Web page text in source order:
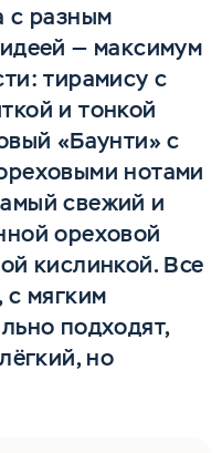
с разным
— максимум
тирамису с
и тонкой
«Баунти» с
нотами
свежий и
ореховой
кислинкой. Все
мягким
подходят,
но